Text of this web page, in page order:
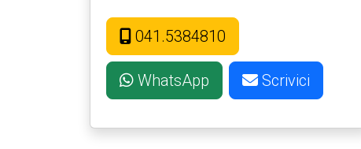
041.5384810
WhatsApp Scrivici